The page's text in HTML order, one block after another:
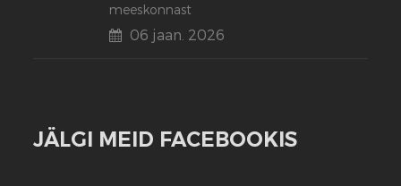
meeskonnast
06 jaan. 2026
JÄLGI MEID FACEBOOKIS